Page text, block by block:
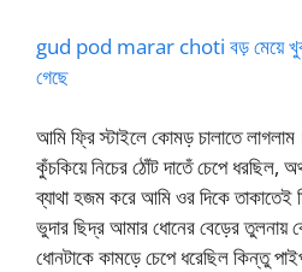
gud pod marar choti বড় মেয়ে খুব
গেছে
আমি ফ্রি স্টাইলে কোমড় চালাতে
কুঁচকিয়ে নিচের ঠোঁট দাতেঁ চেপে ধরছিল,
ব্যাথা হজম করে আমি ওর দিকে তাকাতেই
ভুদার ছিদ্র আমার ধোনের বেড়ের তুলনায়
ধোনটাকে কামড়ে চেপে ধরেছিল কিন্তু